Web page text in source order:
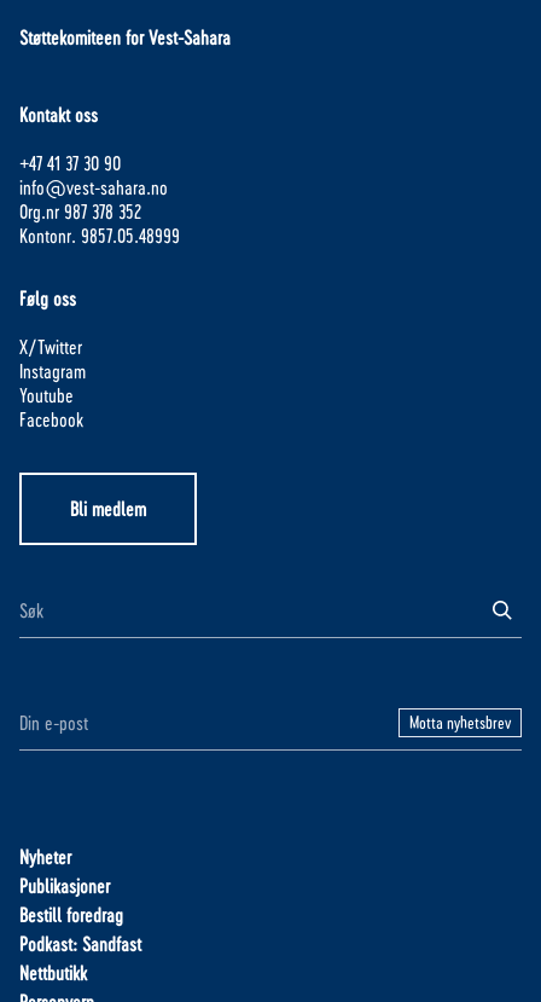
Støttekomiteen for Vest-Sahara
Kontakt oss
+47 41 37 30 90
info@vest-sahara.no
Org.nr 987 378 352
Kontonr. 9857.05.48999
Følg oss
X/Twitter
Instagram
Youtube
Facebook
Bli medlem
Motta nyhetsbrev
Nyheter
Publikasjoner
Bestill foredrag
Podkast: Sandfast
Nettbutikk